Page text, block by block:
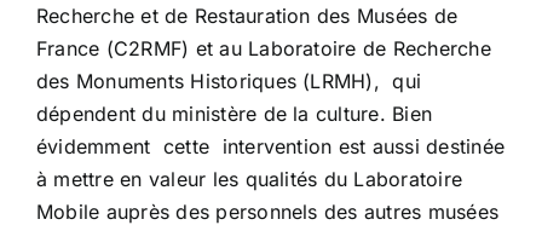
Recherche et de Restauration des Musées de
France (C2RMF) et au Laboratoire de Recherche
des Monuments Historiques (LRMH), qui
dépendent du ministère de la culture. Bien
évidemment cette intervention est aussi destinée
à mettre en valeur les qualités du Laboratoire
Mobile auprès des personnels des autres musées